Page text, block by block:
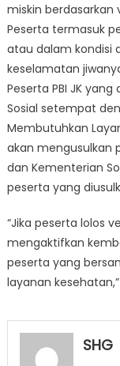
miskin berdasarkan
Peserta termasuk
atau dalam kondisi
keselamatan
Peserta PBI JK
Sosial setempat
Membutuhkan
akan mengusulkan
dan Kementerian
peserta yang
“Jika peserta lolos
mengaktifkan
peserta yang
layanan
SHG